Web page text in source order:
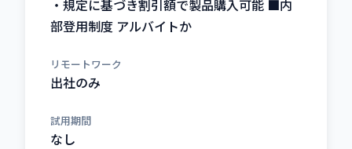
・規定に基づき割引額で製品購入可能 ■内
部登用制度 アルバイトか
リモートワーク
出社のみ
試用期間
なし